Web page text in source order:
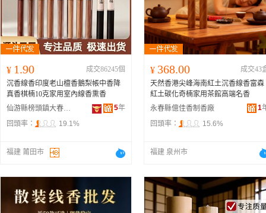
¥ 1.90
成交86245個
沉香線香印度老山檀香鵝梨帳中香降
真香棋楠10克家用室內線香熏香
仙游縣榜頭鎮大春香業
5年
回頭率：
19.1%
福建 莆田市
¥ 368.00
成交43
天然香港尖峰海南紅土沉香線香富森
紅土碳化奇楠家用茶館高端名香
永春縣億佳香制香廠
1
回頭率：
15.6%
福建 泉州市